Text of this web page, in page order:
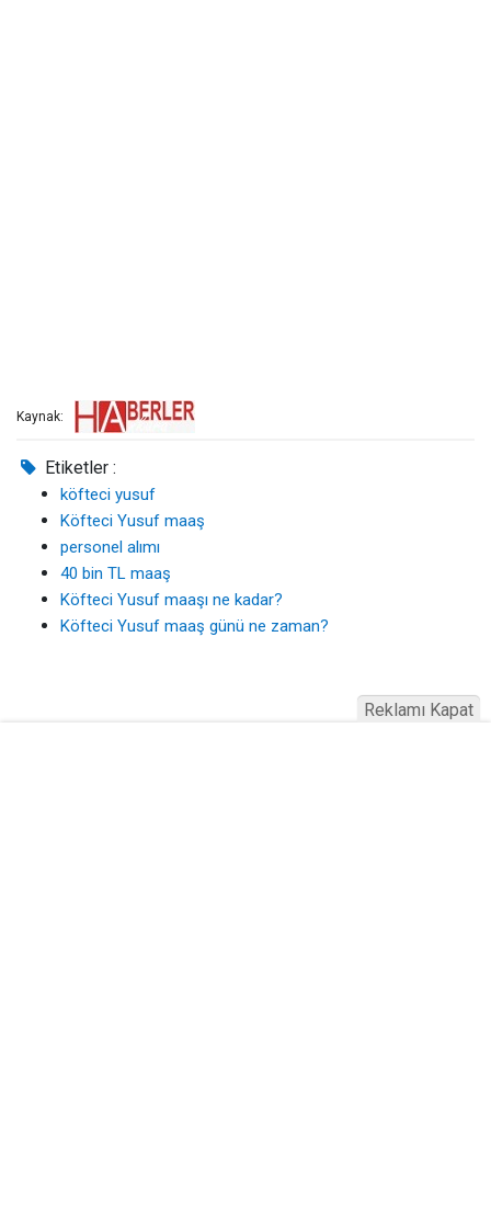
Kaynak:
Etiketler :
köfteci yusuf
Köfteci Yusuf maaş
personel alımı
40 bin TL maaş
Köfteci Yusuf maaşı ne kadar?
Köfteci Yusuf maaş günü ne zaman?
Reklamı Kapat